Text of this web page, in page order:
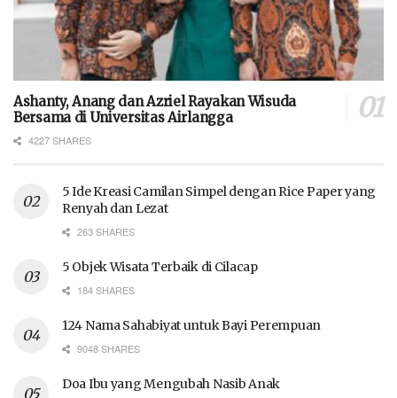
Ashanty, Anang dan Azriel Rayakan Wisuda
Bersama di Universitas Airlangga
4227 SHARES
5 Ide Kreasi Camilan Simpel dengan Rice Paper yang
Renyah dan Lezat
263 SHARES
5 Objek Wisata Terbaik di Cilacap
184 SHARES
124 Nama Sahabiyat untuk Bayi Perempuan
9048 SHARES
Doa Ibu yang Mengubah Nasib Anak